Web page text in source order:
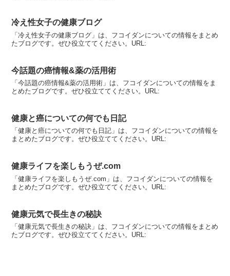
冷え性女子の健康ブログ
「冷え性女子の健康ブログ」は、フコイダンについての情報をまとめ
たブログです。ぜひ役立ててください。URL:
今話題の癌情報&薬の活用術
「今話題の癌情報&薬の活用術」は、フコイダンについての情報をま
とめたブログです。ぜひ役立ててください。URL:
健康と癌についての何でも日記
「健康と癌についての何でも日記」は、フコイダンについての情報を
まとめたブログです。ぜひ役立ててください。URL:
健康ライフを楽しもうぜ.com
「健康ライフを楽しもうぜ.com」は、フコイダンについての情報を
まとめたブログです。ぜひ役立ててください。URL:
健康元気で長生きの秘訣
「健康元気で長生きの秘訣」は、フコイダンについての情報をまとめ
たブログです。ぜひ役立ててください。URL: